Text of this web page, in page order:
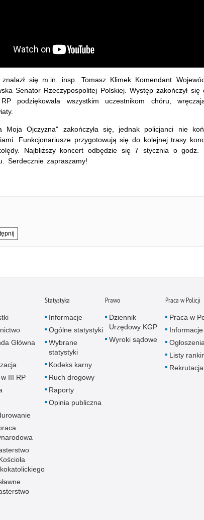
się m.in. insp. Tomasz Klimek Komendant
Senator Rzeczypospolitej Polskiej. Występ zakończył
podziękowała wszystkim uczestnikom chóru,
Moja Ojczyzna" zakończyła się, jednak policjanci nie
Funkcjonariusze przygotowują się do kolejnej trasy
Najbliższy koncert odbędzie się 7 stycznia o godz.
Serdecznie zapraszamy!
Główna
III RP
Statystyka
Informacje
Ogólne statystyki
Wybrane
statystyki
Kodeks karny
Ruch drogowy
Raporty
Opinia publiczna
Prawo
Dziennik
Urzędowy KGP
Wyroki sądowe
Praca w Policji
Praca w
Informacje
Ogłoszenia
Listy
Rekrutacja